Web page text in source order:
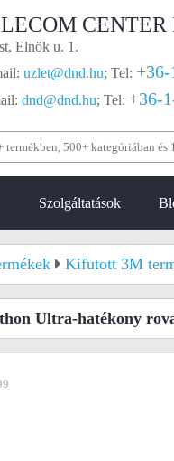
CENTER
Elnök u. 1.
uzlet@dnd.hu; Tel:
dnd@dnd.hu; Tel: +36-
Szolgáltatások
Kifutott 3M
Ultra-hatékony